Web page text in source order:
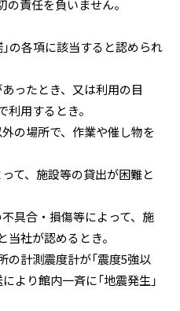
責任を負いません。
」の各項に該当すると認められ
あったとき、又は利用の目
用するとき。
外の場所で、作業や催し物を
って、施設等の貸出が困難と
不具合・損傷等によって、施
社が認めるとき。
の計測震度計が「震度5強以
より館内一斉に「地震発生」